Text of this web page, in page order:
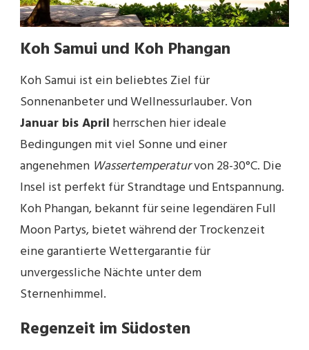
Koh Samui und Koh Phangan
Koh Samui ist ein beliebtes Ziel für
Sonnenanbeter und Wellnessurlauber. Von
Januar bis April herrschen hier ideale
Bedingungen mit viel Sonne und einer
angenehmen Wassertemperaturvon 28-30°C. Die
Insel ist perfekt für Strandtage und Entspannung.
Koh Phangan, bekannt für seine legendären Full
Moon Partys, bietet während der Trockenzeit
eine garantierte Wettergarantie für
unvergessliche Nächte unter dem
Sternenhimmel.
Regenzeit im Südosten